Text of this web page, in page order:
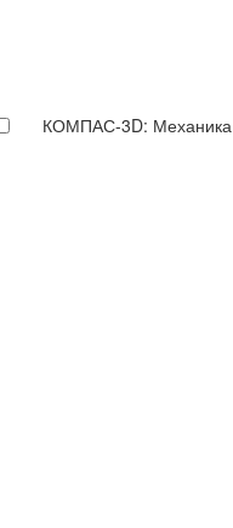
КОМПАС-3D: Механика